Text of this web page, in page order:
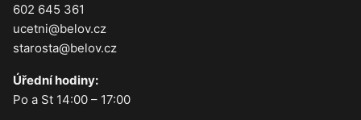
602 645 361
ucetni@belov.cz
starosta@belov.cz
Úřední hodiny:
Po a St 14:00 – 17:00